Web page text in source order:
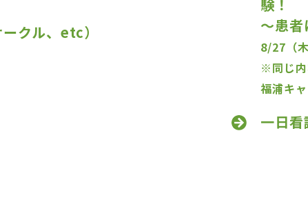
クル、etc）
験！
～患
8/27（
※同じ内
福浦キ
一日